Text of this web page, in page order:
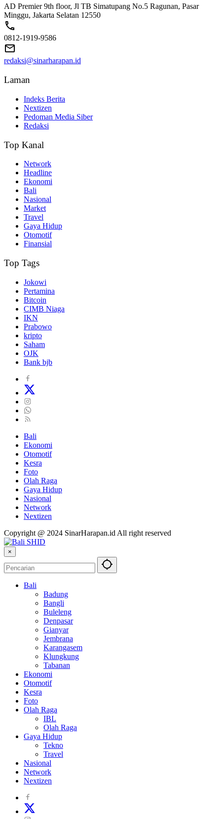
AD Premier 9th floor, Jl TB Simatupang No.5 Ragunan, Pasar
Minggu, Jakarta Selatan 12550
0812-1919-9586
redaksi@sinarharapan.id
Laman
Indeks Berita
Nextizen
Pedoman Media Siber
Redaksi
Top Kanal
Network
Headline
Ekonomi
Bali
Nasional
Market
Travel
Gaya Hidup
Otomotif
Finansial
Top Tags
Jokowi
Pertamina
Bitcoin
CIMB Niaga
IKN
Prabowo
kripto
Saham
OJK
Bank bjb
Bali
Ekonomi
Otomotif
Kesra
Foto
Olah Raga
Gaya Hidup
Nasional
Network
Nextizen
Copyright @ 2024 SinarHarapan.id All right reserved
×
Bali
Badung
Bangli
Buleleng
Denpasar
Gianyar
Jembrana
Karangasem
Klungkung
Tabanan
Ekonomi
Otomotif
Kesra
Foto
Olah Raga
IBL
Olah Raga
Gaya Hidup
Tekno
Travel
Nasional
Network
Nextizen